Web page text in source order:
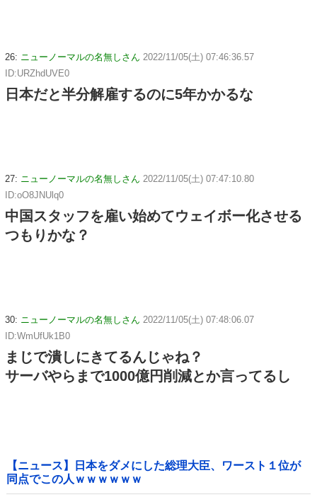
26: ニューノーマルの名無しさん 2022/11/05(土) 07:46:36.57
ID:URZhdUVE0
日本だと半分解雇するのに5年かかるな
27: ニューノーマルの名無しさん 2022/11/05(土) 07:47:10.80
ID:oO8JNUlq0
中国スタッフを雇い始めてウェイボー化させる
つもりかな？
30: ニューノーマルの名無しさん 2022/11/05(土) 07:48:06.07
ID:WmUfUk1B0
まじで潰しにきてるんじゃね？
サーバやらまで1000億円削減とか言ってるし
【ニュース】日本をダメにした総理大臣、ワースト１位が
同点でこの人ｗｗｗｗｗｗ